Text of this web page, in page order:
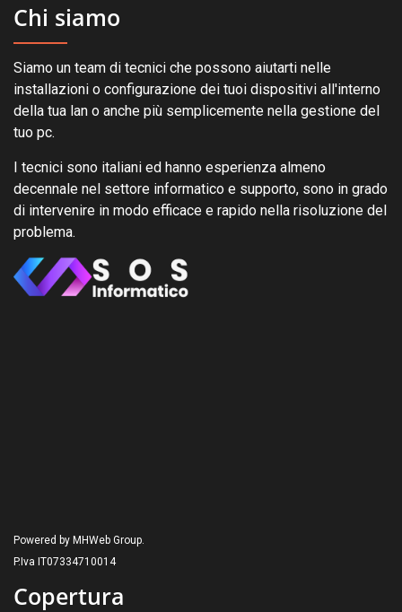
Chi siamo
Siamo un team di tecnici che possono aiutarti nelle
installazioni o configurazione dei tuoi dispositivi all'interno
della tua lan o anche più semplicemente nella gestione del
tuo pc.
I tecnici sono italiani ed hanno esperienza almeno
decennale nel settore informatico e supporto, sono in grado
di intervenire in modo efficace e rapido nella risoluzione del
problema.
Powered by MHWeb Group.
P.Iva IT07334710014
Copertura